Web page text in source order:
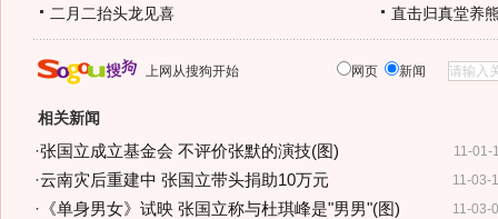
二月二抬头龙见喜 直击归真堂养
上网从搜狗开始 网页 新闻
相关新闻
11-01-
·张国立成立基金会 不评价张默的演技(图)
11-03-
·云南灾后重建中 张国立带头捐助10万元
11-03-
· 《单身男女》试映 张国立称与杜琪峰是"男男"(图)